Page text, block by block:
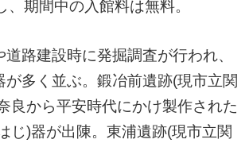
、期間中の入館料は無料。
路建設時に発掘調査が行われ、
が多く並ぶ。鍛冶前遺跡(現市立関
良から平安時代にかけ製作された
じ)器が出陳。東浦遺跡(現市立関